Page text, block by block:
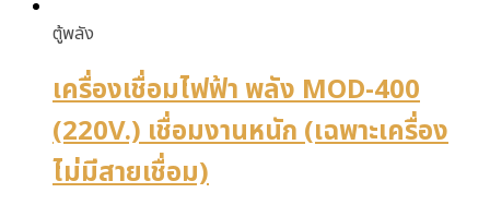
ตู้พลัง
เครื่องเชื่อมไฟฟ้า พลัง MOD-400
(220V.) เชื่อมงานหนัก (เฉพาะเครื่อง
ไม่มีสายเชื่อม)